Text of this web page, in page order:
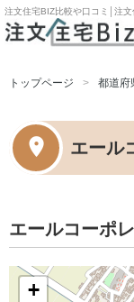
注文住宅BIZ比較や口コミ│注文住
トップページ 都道府
エール
エールコーポ
+